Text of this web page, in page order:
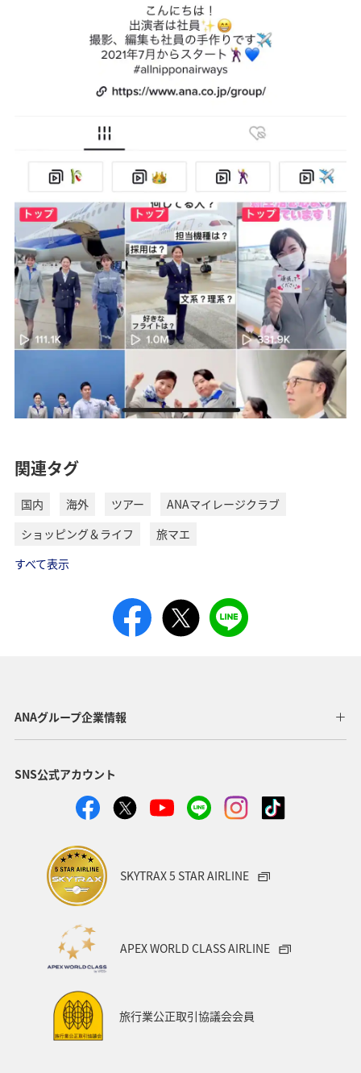
関連タグ
国内 海外 ツアー
ANAマイレージクラブ
ショッピング＆ライフ
旅マエ
すべて表示
ANAグループ企業情報
SNS公式アカウント
SKYTRAX 5 STAR AIRLINE
APEX WORLD CLASS AIRLINE
旅行業公正取引協議会会員